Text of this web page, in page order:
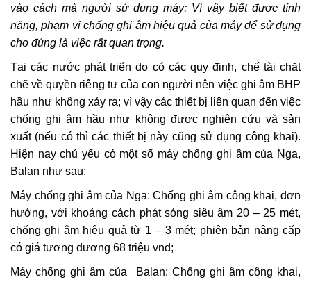
vào cách mà người sử dụng máy; Vì vậy biết được tính
năng, phạm vi chống ghi âm hiệu quả của máy để sử dụng
cho đúng là việc rất quan trọng.
Tại các nước phát triển do có các quy định, chế tài chặt
chẽ về quyền riêng tư của con người nên việc ghi âm BHP
hầu như không xảy ra; vì vậy các thiết bị liên quan đến việc
chống ghi âm hầu như không được nghiên cứu và sản
xuất (nếu có thì các thiết bị này cũng sử dụng công khai).
Hiện nay chủ yếu có một số máy chống ghi âm của Nga,
Balan như sau:
Máy chống ghi âm của Nga: Chống ghi âm công khai, đơn
hướng, với khoảng cách phát sóng siêu âm 20 – 25 mét,
chống ghi âm hiệu quả từ 1 – 3 mét; phiên bản nâng cấp
có giá tương đương 68 triệu vnđ;
Máy chống ghi âm của Balan: Chống ghi âm công khai,